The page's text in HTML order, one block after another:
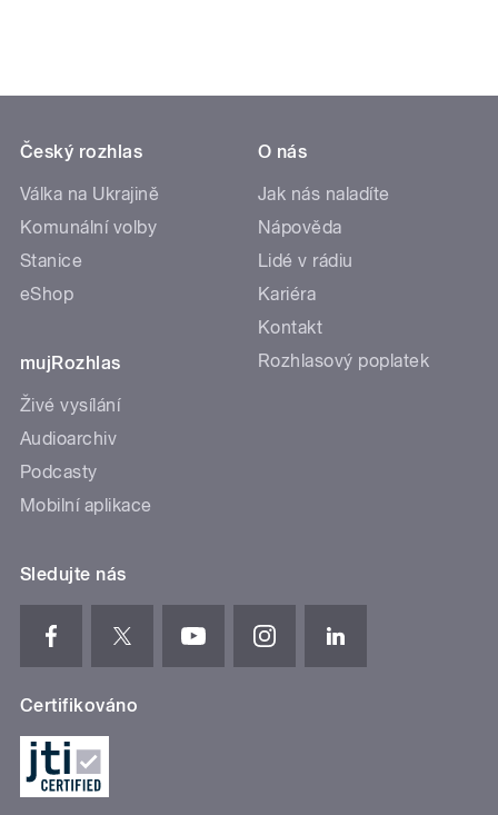
Český rozhlas
Válka na Ukrajině
Komunální volby
Stanice
eShop
mujRozhlas
Živé vysílání
Audioarchiv
Podcasty
Mobilní aplikace
O nás
Jak nás naladíte
Nápověda
Lidé v rádiu
Kariéra
Kontakt
Rozhlasový poplatek
Sledujte nás
Certifikováno